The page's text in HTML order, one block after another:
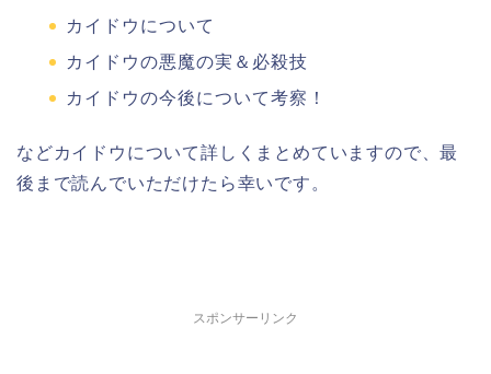
カイドウについて
カイドウの悪魔の実＆必殺技
カイドウの今後について考察！
などカイドウについて詳しくまとめていますので、最
後まで読んでいただけたら幸いです。
スポンサーリンク